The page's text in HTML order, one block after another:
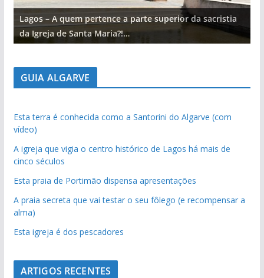
Lagos – A quem pertence a parte superior da sacristia
da Igreja de Santa Maria?!…
GUIA ALGARVE
Esta terra é conhecida como a Santorini do Algarve (com
vídeo)
A igreja que vigia o centro histórico de Lagos há mais de
cinco séculos
Esta praia de Portimão dispensa apresentações
A praia secreta que vai testar o seu fôlego (e recompensar a
alma)
Esta igreja é dos pescadores
ARTIGOS RECENTES